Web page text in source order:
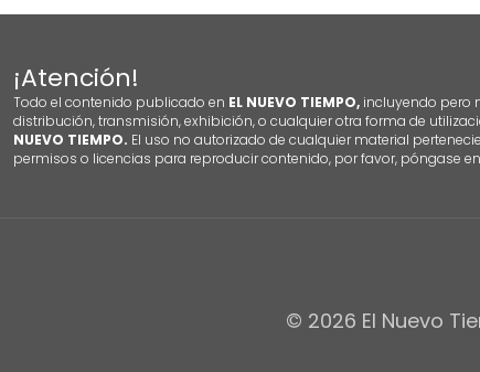
¡Atención!
Todo el contenido publicado en EL NUEVO TIEMPO, incluyendo pero
distribución, transmisión, exhibición, o cualquier otra forma de
NUEVO TIEMPO. El uso no autorizado de cualquier material
permisos o licencias para reproducir contenido, por favor, póngase
© 2026 El Nuevo